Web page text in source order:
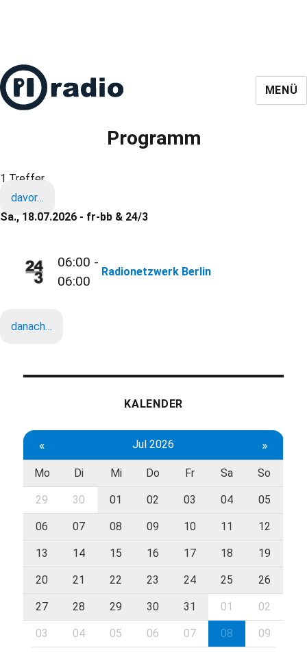
MENÜ
Programm
1 Treffer
davor…
Sa., 18.07.2026 - fr-bb & 24/3
06:00 -
06:00
Radionetzwerk Berlin
danach…
KALENDER
« Jul 2026 »
Mo Di Mi Do Fr Sa So
29 30 01 02 03 04 05
06 07 08 09 10 11 12
13 14 15 16 17 18 19
20 21 22 23 24 25 26
27 28 29 30 31 01 02
03 04 05 06 07 08 09